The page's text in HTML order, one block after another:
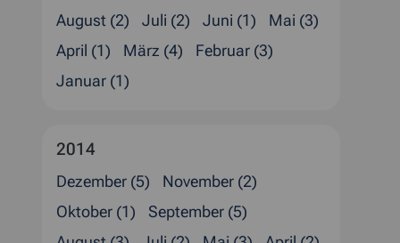
August (2)
Juli (2) Juni (1)
Mai (3)
April (1)
März (4)
Februar (3)
Januar (1)
2014
Dezember (5)
November (2)
Oktober (1)
September (5)